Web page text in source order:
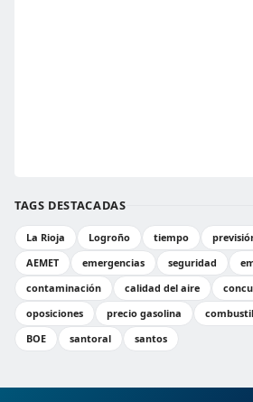
TAGS DESTACADAS
La Rioja Logroño tiempo
AEMET
emergencias seguridad
contaminación
calidad del aire
oposiciones
precio gasolina
BOE
santoral santos